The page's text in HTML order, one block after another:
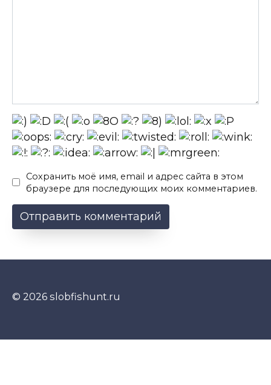
Сохранить моё имя, email и адрес сайта в этом
браузере для последующих моих комментариев.
© 2026 slobfishunt.ru